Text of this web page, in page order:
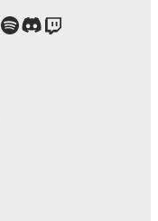
Spotify Discord Twitch